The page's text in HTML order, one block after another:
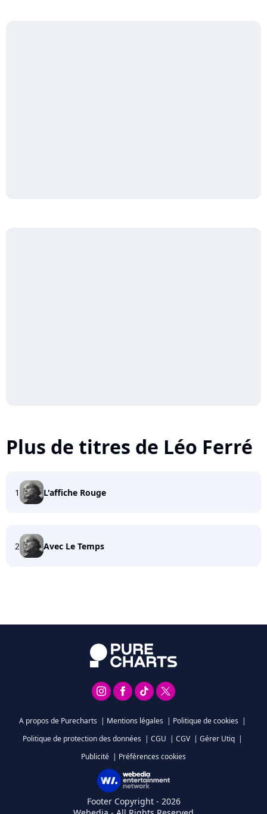
Plus de titres de Léo Ferré
1 L'affiche Rouge
2 Avec Le Temps
A propos de Purecharts | Mentions légales | Politique de cookies |
Politique de protection des données | CGU | CGV | Gérer Utiq |
Publicité | Préférences cookies
Footer Copyright - 2026